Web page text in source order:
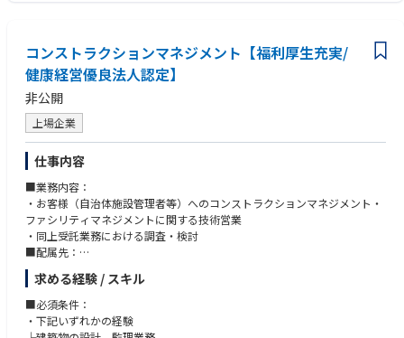
る環境です。成果はホテル事業全体の成長に直結し、大きな手応えを得ら
れます。
コンストラクションマネジメント【福利厚生充実/
健康経営優良法人認定】
非公開
上場企業
仕事内容
■業務内容：
・お客様（自治体施設管理者等）へのコンストラクションマネジメント・
ファシリティマネジメントに関する技術営業
・同上受託業務における調査・検討
■配属先：
土木建築部門のうち、新規事業であるお客さま（自治体・民間企業）への
コンストラクションマネジメント・ファシリティマネジメント事業（PFI
事業案件も含む）を推進する役割・グループに配属
■魅力：
業務領域の拡大に向け、建物管理の高度化、合理化などを検討しており、
求める経験 / スキル
■必須条件：
・下記いずれかの経験